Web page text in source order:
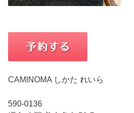
CAMINOMA しかた れいら
590-0136